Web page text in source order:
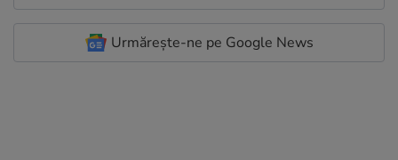
Urmărește-ne pe Google News